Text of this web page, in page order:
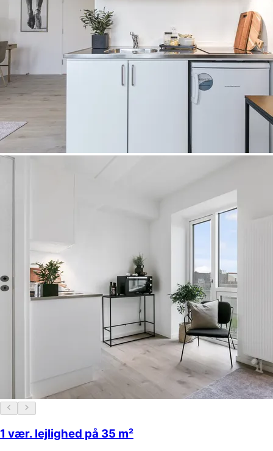
1 vær. lejlighed på 35 m²